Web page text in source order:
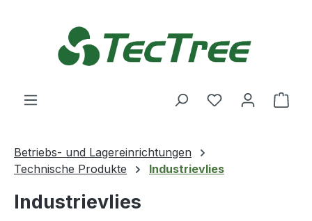
Du hast 0
Betriebs- und Lagereinrichtungen
Technische Produkte
Industrievlies
Industrievlies